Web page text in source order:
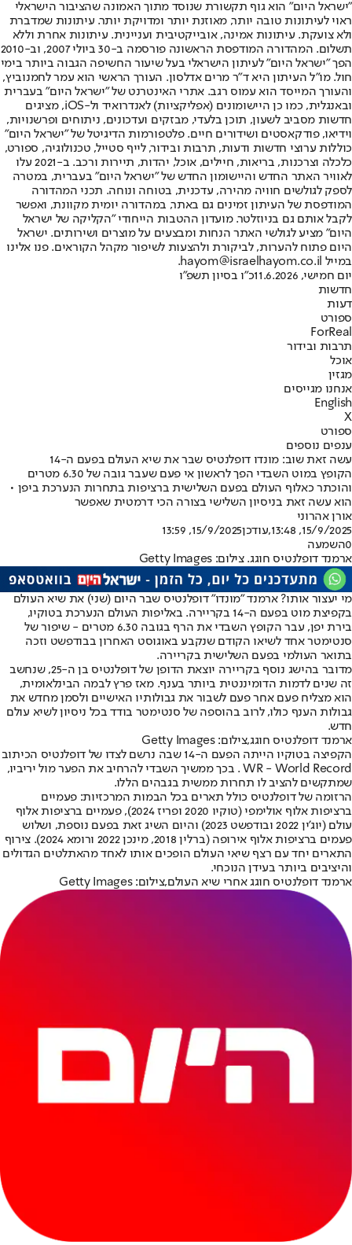
"ישראל היום" הוא גוף תקשורת שנוסד מתוך האמונה שהציבור הישראלי
ראוי לעיתונות טובה יותר, מאוזנת יותר ומדויקת יותר. עיתונות שמדברת
ולא צועקת. עיתונות אמינה, אובייקטיבית ועניינית. עיתונות אחרת וללא
תשלום. המהדורה המודפסת הראשונה פורסמה ב-30 ביולי 2007, וב-2010
הפך "ישראל היום" לעיתון הישראלי בעל שיעור החשיפה הגבוה ביותר בימי
חול. מו"ל העיתון היא ד"ר מרים אדלסון. העורך הראשי הוא עמר לחמנוביץ,
והעורך המייסד הוא עמוס רגב. אתרי האינטרנט של "ישראל היום" בעברית
ובאנגלית, כמו כן היישומונים (אפליקציות) לאנדרואיד ול-iOS, מציגים
חדשות מסביב לשעון, תוכן בלעדי, מבזקים ועדכונים, ניתוחים ופרשנויות,
וידיאו, פודקאסטים ושידורים חיים. פלטפורמות הדיגיטל של "ישראל היום"
כוללות ערוצי חדשות ודעות, תרבות ובידור, לייף סטייל, טכנולוגיה, ספורט,
כלכלה וצרכנות, בריאות, חיילים, אוכל, יהדות, תיירות ורכב. ב-2021 עלו
לאוויר האתר החדש והיישומון החדש של "ישראל היום" בעברית, במטרה
לספק לגולשים חוויה מהירה, עדכנית, בטוחה ונוחה. תכני המהדורה
המודפסת של העיתון זמינים גם באתר, במהדורה יומית מקוונת, ואפשר
לקבל אותם גם בניוזלטר. מועדון ההטבות הייחודי "הקליקה של ישראל
היום" מציע לגולשי האתר הנחות ומבצעים על מוצרים ושירותים. ישראל
היום פתוח להערות, לביקורת ולהצעות לשיפור מקהל הקוראים. פנו אלינו
במייל hayom@israelhayom.co.il.
יום חמישי, 11.6.2026
כ"ו בסיון תשפ"ו
חדשות
דעות
ספורט
ForReal
תרבות ובידור
אוכל
מגזין
אנחנו מגייסים
English
X
ספורט
ענפים נוספים
עשה זאת שוב: מונדו דופלנטיס שבר את שיא העולם בפעם ה-14
הקופץ במוט השבדי הפך לראשון אי פעם שעבר גובה של 6.30 מטרים
והוכתר כאלוף העולם בפעם השלישית ברציפות בתחרות הנערכת ביפן •
הוא עשה זאת בניסיון השלישי בצורה הכי דרמטית שאפשר
אורן אהרוני
15/9/2025, 13:48
,עודכן15/9/2025, 13:59
0השמעה
ארמנד דופלנטיס חוגג. צילום: Getty Images
מי יעצור אותו? ארמנד "מונדו" דופלנטיס שבר היום (שני) את שיא העולם
בקפיצת מוט בפעם ה-14 בקריירה. באליפות העולם הנערכת בטוקיו,
בירת יפן, עבר הקופץ השבדי את הרף בגובה 6.30 מטרים - שיפור של
סנטימטר אחד לשיאו הקודם שנקבע באוגוסט האחרון בבודפשט וזכה
בתואר העולמי בפעם השלישית בקריירה.
מדובר בהישג נוסף בקריירה יוצאת הדופן של דופלנטיס בן ה-25, שנחשב
זה שנים לדמות הדומיננטית ביותר בענף. מאז פרץ לבמה הבינלאומית,
הוא מצליח פעם אחר פעם לשבור את גבולותיו האישיים ולסמן מחדש את
גבולות הענף כולו, לרוב בהוספה של סנטימטר בודד בכל ניסיון לשיא עולם
חדש.
ארמנד דופלנטיס חוגג,צילום: Getty Images
הקפיצה בטוקיו הייתה הפעם ה-14 שבה נרשם לצדו של דופלנטיס הכיתוב
WR - World Record . בכך ממשיך השבדי להרחיב את הפער מול יריביו,
שמתקשים להציב לו תחרות ממשית בגבהים הללו.
הרזומה של דופלנטיס כולל תארים בכל הבמות המרכזיות: פעמיים
ברציפות אלוף אולימפי (טוקיו 2020 ופריז 2024), פעמיים ברציפות אלוף
עולם (יוג'ין 2022 ובודפשט 2023) והיום השיג זאת בפעם נוספת, ושלוש
פעמים ברציפות אלוף אירופה (ברלין 2018, מינכן 2022 ורומא 2024). צירוף
התארים יחד עם רצף שיאי העולם הופכים אותו לאחד מהאתלטים הגדולים
והיציבים ביותר בעידן הנוכחי.
ארמנד דופלנטיס חוגג אחרי שיא העולם,צילום: Getty Images